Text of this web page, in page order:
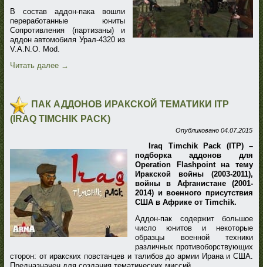
В состав аддон-пака вошли
переработанные юниты
Сопротивления (партизаны) и
аддон автомобиля Урал-4320 из
V.A.N.O. Mod.
Читать далее →
ПАК АДДОНОВ ИРАКСКОЙ ТЕМАТИКИ ITP
(IRAQ TIMCHIK PACK)
Опубликовано 04.07.2015
Iraq Timchik Pack (ITP) –
подборка аддонов для
Operation Flashpoint на тему
Иракской войны (2003-2011),
войны в Афганистане (2001-
2014) и военного присутствия
США в Африке от Timchik.
Аддон-пак содержит большое
число юнитов и некоторые
образцы военной техники
различных противоборствующих
сторон: от иракских повстанцев и талибов до армии Ирана и США.